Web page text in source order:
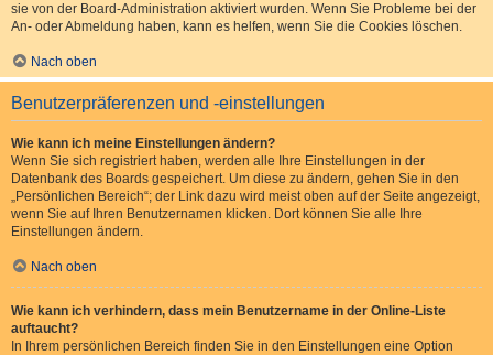
sie von der Board-Administration aktiviert wurden. Wenn Sie Probleme bei der
An- oder Abmeldung haben, kann es helfen, wenn Sie die Cookies löschen.
Nach oben
Benutzerpräferenzen und -einstellungen
Wie kann ich meine Einstellungen ändern?
Wenn Sie sich registriert haben, werden alle Ihre Einstellungen in der
Datenbank des Boards gespeichert. Um diese zu ändern, gehen Sie in den
„Persönlichen Bereich“; der Link dazu wird meist oben auf der Seite angezeigt,
wenn Sie auf Ihren Benutzernamen klicken. Dort können Sie alle Ihre
Einstellungen ändern.
Nach oben
Wie kann ich verhindern, dass mein Benutzername in der Online-Liste
auftaucht?
In Ihrem persönlichen Bereich finden Sie in den Einstellungen eine Option